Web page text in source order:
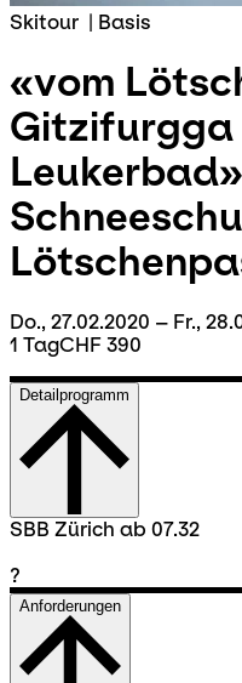
Skitour | Basis
«vom
Gitzifurgga
Do., 27.02.2020 – Fr.,
1 TagCHF 390
Detailprogramm
SBB Zürich ab 07.32
?
Anforderungen